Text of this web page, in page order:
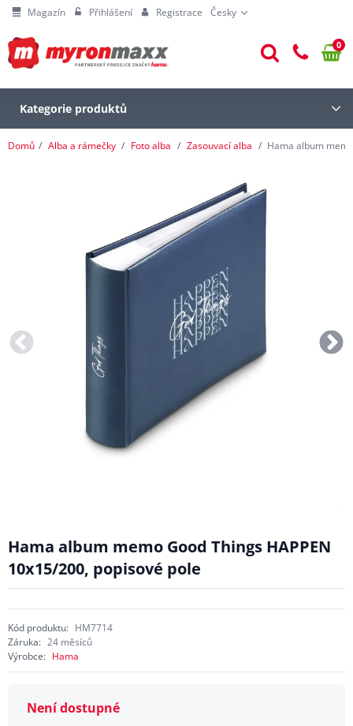
Magazín Přihlášení Registrace Česky
0
Kategorie produktů
Domů Alba a rámečky Foto alba Zasouvací alba Hama album
Hama album memo Good Things HAPPEN
10x15/200, popisové pole
Kód produktu: HM7714
Záruka: 24 měsíců
Výrobce: Hama
Není dostupné